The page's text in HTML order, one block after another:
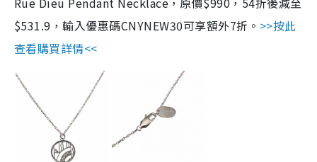
$531.9，輸入優惠碼CNYNEW30可享額外7折。 >>按此
查看購買詳情<<